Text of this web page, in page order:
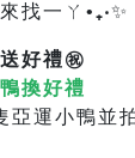
找一ㄚ •₊‧✨
好禮㊗️
換好禮
亞運小鴨並